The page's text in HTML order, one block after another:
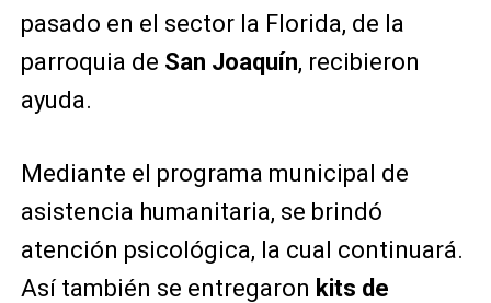
pasado en el sector la Florida, de la
parroquia de San Joaquín, recibieron
ayuda.
Mediante el programa municipal de
asistencia humanitaria, se brindó
atención psicológica, la cual continuará.
Así también se entregaron kits de